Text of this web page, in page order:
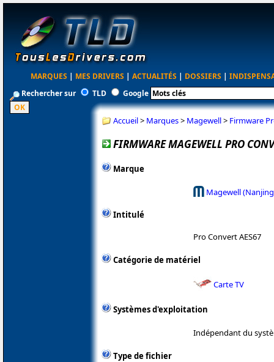
MARQUES | MES DRIVERS | ACTUALITÉS | DOSSIERS |
Rechercher sur
TLD Google
Accueil> Marques> Magewell> Firmware
FIRMWARE MAGEWELL PRO
Marque
Magewell
Intitulé
Pro Convert AES67
Catégorie de matériel
Carte TV
Systèmes d'exploitation
Indépendant du
Type de fichier